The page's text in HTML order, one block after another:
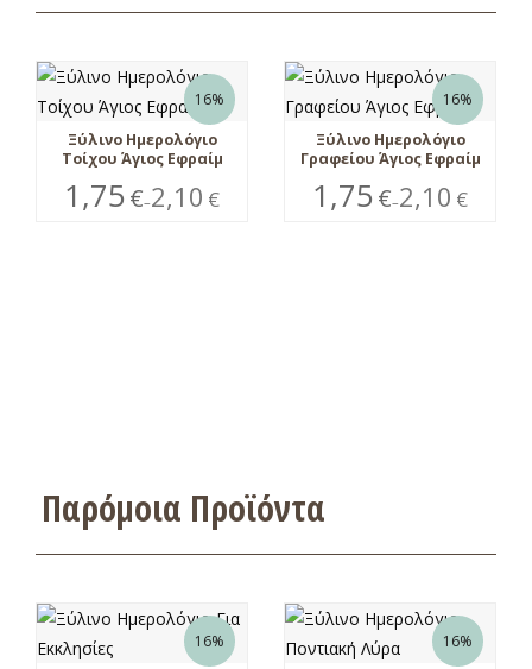
16%
Ξύλινο Ημερολόγιο
Τοίχου Άγιος Εφραίμ
1,75 €–2,10 €
16%
Ξύλινο Ημερολόγιο
Γραφείου Άγιος Εφραίμ
1,75 €–2,10 €
Παρόμοια Προϊόντα
16%
16%